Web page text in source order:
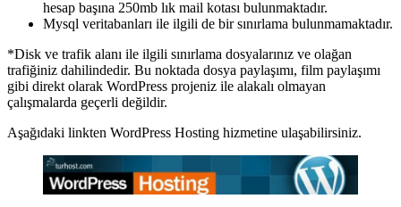
hesap başına 250mb lık mail kotası bulunmaktadır.
Mysql veritabanları ile ilgili de bir sınırlama bulunmamaktadır.
*Disk ve trafik alanı ile ilgili sınırlama dosyalarınız ve olağan
trafiğiniz dahilindedir. Bu noktada dosya paylaşımı, film paylaşımı
gibi direkt olarak WordPress projeniz ile alakalı olmayan
çalışmalarda geçerli değildir.
Aşağıdaki linkten WordPress Hosting hizmetine ulaşabilirsiniz.